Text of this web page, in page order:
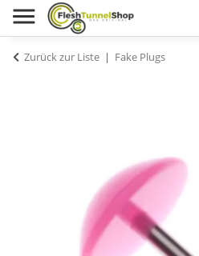
Zurück zur Liste Fake Plugs